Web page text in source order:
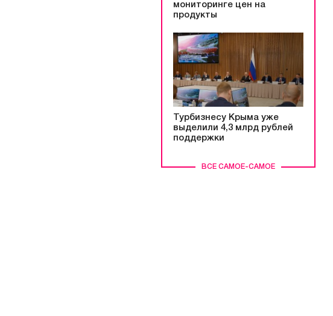
ВСЕ САМОЕ-САМОЕ
мониторинге цен на
продукты
Турбизнесу Крыма уже
выделили 4,3 млрд рублей
поддержки